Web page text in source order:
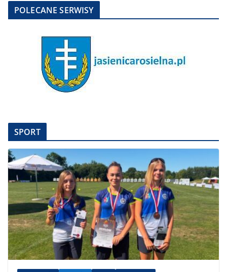
POLECANE SERWISY
SPORT